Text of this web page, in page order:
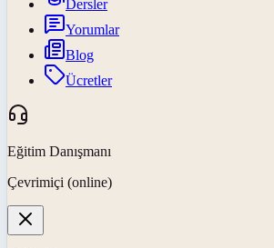
Dersler
Yorumlar
Blog
Ücretler
Eğitim Danışmanı
Çevrimiçi (online)